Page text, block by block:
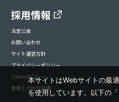
採用情報
法定公告
お問い合わせ
サイト運営方針
プライバシーポリシー
Cookieポリシー
憲章その他方針等
本サイトはWebサイトの最
を使用しています。以下の